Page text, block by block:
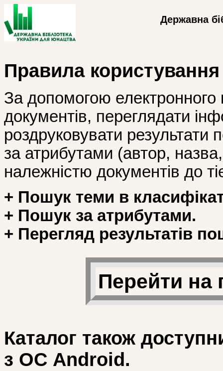
Державна
Правила
За допомогою
документів, переглядати
роздруковувати
за атрибутами (автор, назва,
належністю документів до
+ Пошук теми в
+ Пошук за атрибутами.
+ Перегляд результатів
Перейти на
Каталог також
з ОС Android.